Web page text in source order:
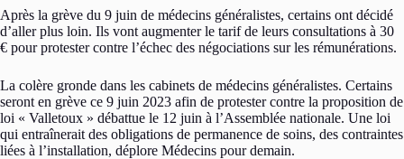
Après la grève du 9 juin de médecins généralistes, certains ont décidé
d’aller plus loin. Ils vont augmenter le tarif de leurs consultations à 30
€ pour protester contre l’échec des négociations sur les rémunérations.
La colère gronde dans les cabinets de médecins généralistes. Certains
seront en grève ce 9 juin 2023 afin de protester contre la proposition de
loi « Valletoux » débattue le 12 juin à l’Assemblée nationale. Une loi
qui entraînerait des obligations de permanence de soins, des contraintes
liées à l’installation, déplore Médecins pour demain.